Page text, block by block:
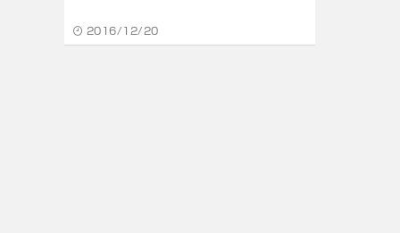
2016/12/20